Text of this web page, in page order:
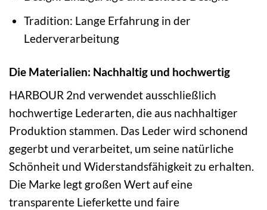
Tradition: Lange Erfahrung in der
Lederverarbeitung
Die Materialien: Nachhaltig und hochwertig
HARBOUR 2nd verwendet ausschließlich
hochwertige Lederarten, die aus nachhaltiger
Produktion stammen. Das Leder wird schonend
gegerbt und verarbeitet, um seine natürliche
Schönheit und Widerstandsfähigkeit zu erhalten.
Die Marke legt großen Wert auf eine
transparente Lieferkette und faire